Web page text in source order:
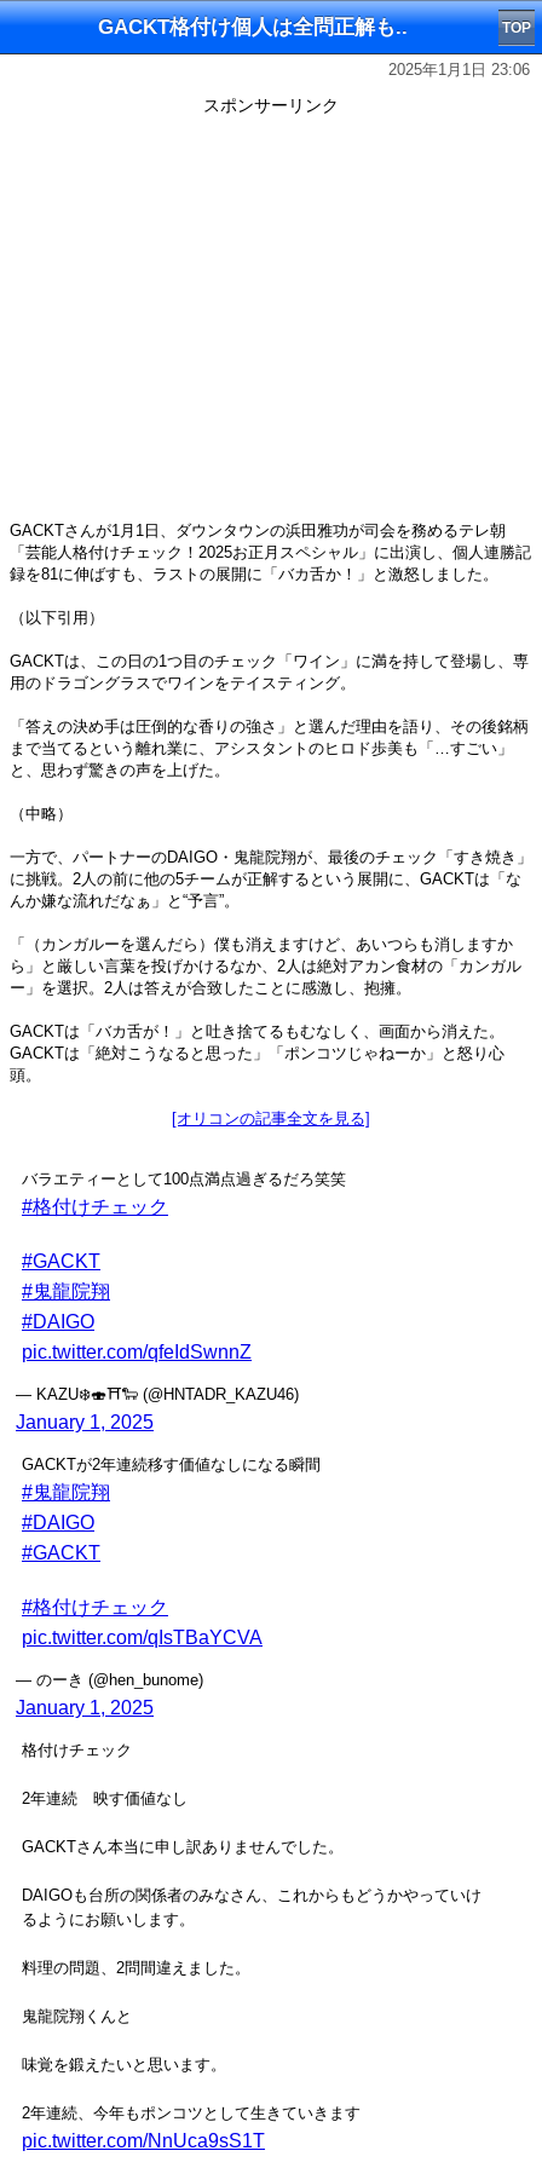
GACKT格付け個人は全問正解も.. TOP
2025年1月1日 23:06
スポンサーリンク
GACKTさんが1月1日、ダウンタウンの浜田雅功が司会を務めるテレ朝
「芸能人格付けチェック！2025お正月スペシャル」に出演し、個人連勝記
録を81に伸ばすも、ラストの展開に「バカ舌か！」と激怒しました。
（以下引用）
GACKTは、この日の1つ目のチェック「ワイン」に満を持して登場し、専
用のドラゴングラスでワインをテイスティング。
「答えの決め手は圧倒的な香りの強さ」と選んだ理由を語り、その後銘柄
まで当てるという離れ業に、アシスタントのヒロド歩美も「…すごい」
と、思わず驚きの声を上げた。
（中略）
一方で、パートナーのDAIGO・鬼龍院翔が、最後のチェック「すき焼き」
に挑戦。2人の前に他の5チームが正解するという展開に、GACKTは「な
んか嫌な流れだなぁ」と“予言”。
「（カンガルーを選んだら）僕も消えますけど、あいつらも消しますか
ら」と厳しい言葉を投げかけるなか、2人は絶対アカン食材の「カンガル
ー」を選択。2人は答えが合致したことに感激し、抱擁。
GACKTは「バカ舌が！」と吐き捨てるもむなしく、画面から消えた。
GACKTは「絶対こうなると思った」「ポンコツじゃねーか」と怒り心
頭。
[オリコンの記事全文を見る]
バラエティーとして100点満点過ぎるだろ笑笑
#格付けチェック
#GACKT
#鬼龍院翔
#DAIGO
pic.twitter.com/qfeIdSwnnZ
— KAZU❄️🍣⛩🐑 (@HNTADR_KAZU46)
January 1, 2025
GACKTが2年連続移す価値なしになる瞬間
#鬼龍院翔
#DAIGO
#GACKT
#格付けチェック
pic.twitter.com/qIsTBaYCVA
— のーき (@hen_bunome)
January 1, 2025
格付けチェック
2年連続 映す価値なし
GACKTさん本当に申し訳ありませんでした。
DAIGOも台所の関係者のみなさん、これからもどうかやっていけ
るようにお願いします。
料理の問題、2問間違えました。
鬼龍院翔くんと
味覚を鍛えたいと思います。
2年連続、今年もポンコツとして生きていきます
pic.twitter.com/NnUca9sS1T